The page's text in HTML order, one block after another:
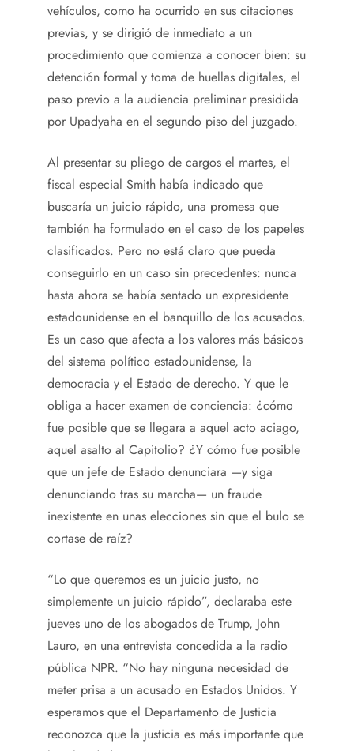
vehículos, como ha ocurrido en sus citaciones
previas, y se dirigió de inmediato a un
procedimiento que comienza a conocer bien: su
detención formal y toma de huellas digitales, el
paso previo a la audiencia preliminar presidida
por Upadyaha en el segundo piso del juzgado.
Al presentar su pliego de cargos el martes, el
fiscal especial Smith había indicado que
buscaría un juicio rápido, una promesa que
también ha formulado en el caso de los papeles
clasificados. Pero no está claro que pueda
conseguirlo en un caso sin precedentes: nunca
hasta ahora se había sentado un expresidente
estadounidense en el banquillo de los acusados.
Es un caso que afecta a los valores más básicos
del sistema político estadounidense, la
democracia y el Estado de derecho. Y que le
obliga a hacer examen de conciencia: ¿cómo
fue posible que se llegara a aquel acto aciago,
aquel asalto al Capitolio? ¿Y cómo fue posible
que un jefe de Estado denunciara —y siga
denunciando tras su marcha— un fraude
inexistente en unas elecciones sin que el bulo se
cortase de raíz?
“Lo que queremos es un juicio justo, no
simplemente un juicio rápido”, declaraba este
jueves uno de los abogados de Trump, John
Lauro, en una entrevista concedida a la radio
pública NPR. “No hay ninguna necesidad de
meter prisa a un acusado en Estados Unidos. Y
esperamos que el Departamento de Justicia
reconozca que la justicia es más importante que